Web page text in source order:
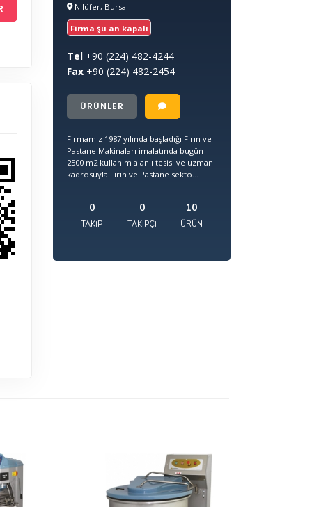
Nilüfer, Bursa
Firma şu an kapalı
Tel +90 (224) 482-4244
Fax +90 (224) 482-2454
ÜRÜNLER
Firmamız 1987 yılında başladığı Fırın ve
Pastane Makinaları imalatında bugün
2500 m2 kullanım alanlı tesisi ve uzman
kadrosuyla Fırın ve Pastane sektö...
0
TAKIP
0
TAKIPÇI
10
ÜRÜN